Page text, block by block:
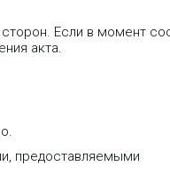
Если в момент
акта.
предоставляемыми